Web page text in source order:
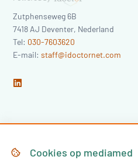
Zutphenseweg 6B
7418 AJ Deventer, Nederland
Tel: 030-7603620
E-mail:staff@idoctornet.com
HomeCookies op mediamed